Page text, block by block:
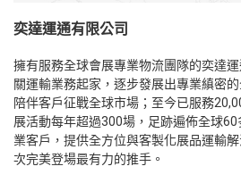
奕達運通有限公司
擁有服務全球會展專業物流團隊的奕達
關運輸業務起家，逐步發展出專業縝密
陪伴客戶征戰全球市場；至今已服務
展活動每年超過300場，足跡遍佈全球
業客戶，提供全方位與客製化展品運輸
次完美登場最有力的推手。